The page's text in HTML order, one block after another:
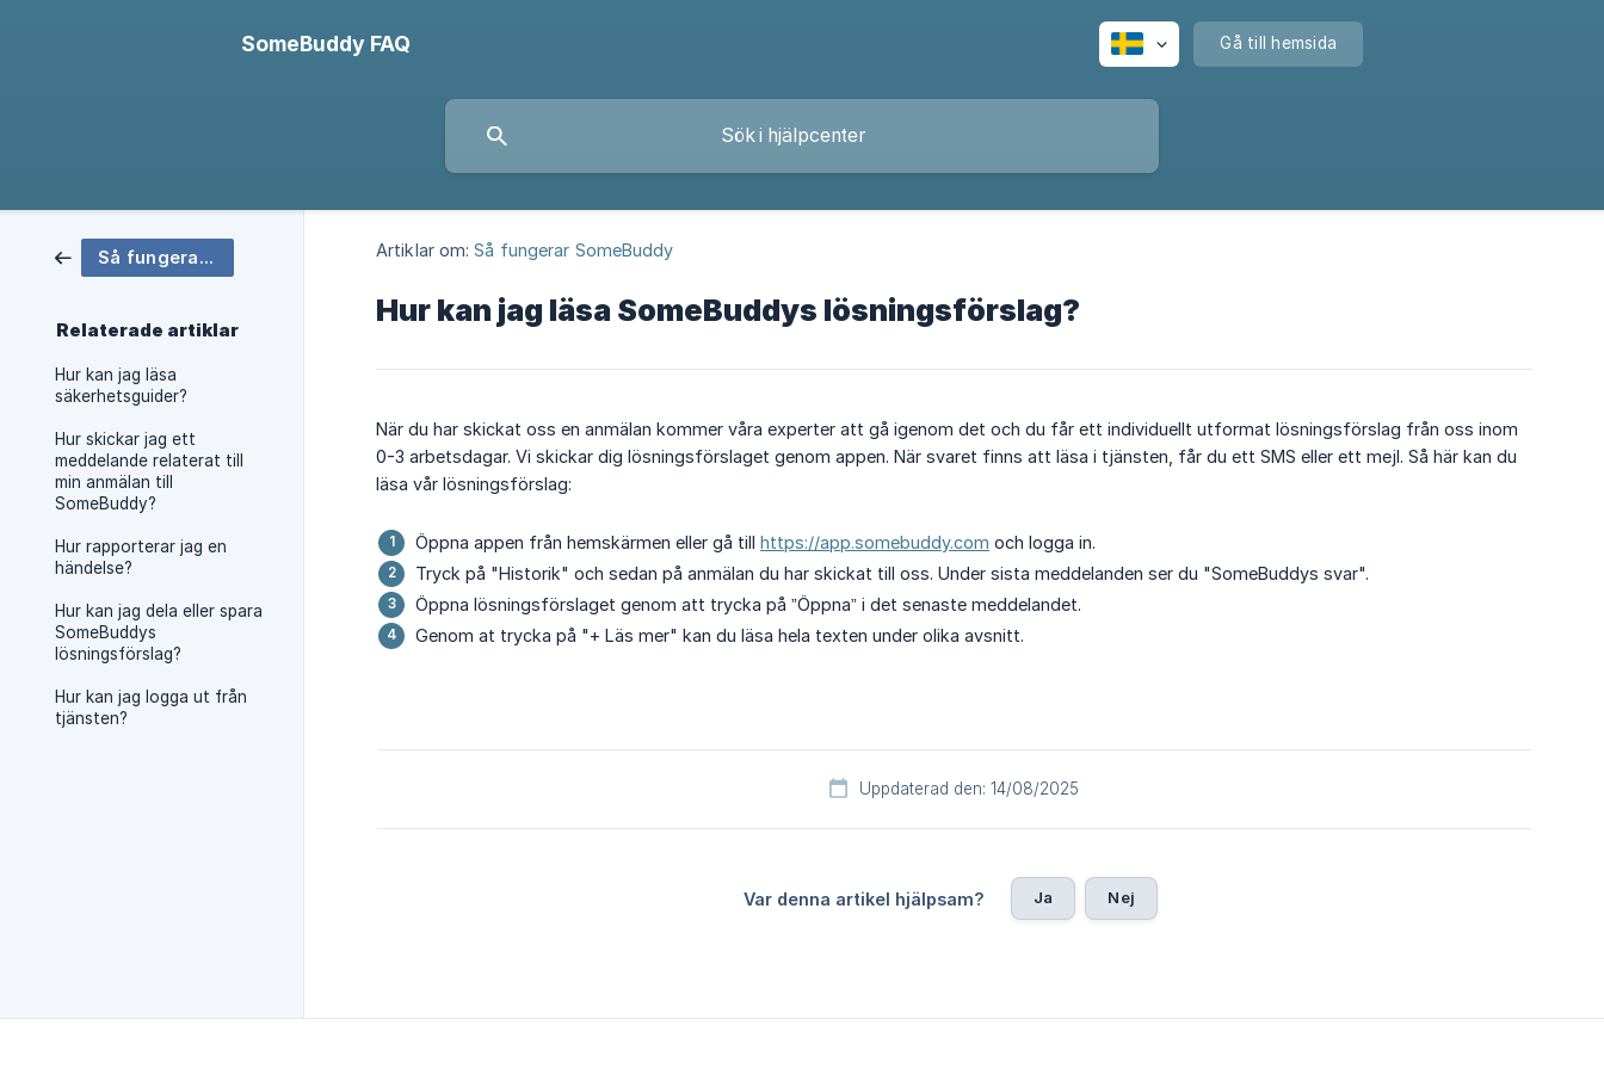
SomeBuddy FAQ Gå till hemsida
Så fungerar SomeBuddy
Relaterade artiklar
Hur kan jag läsa
säkerhetsguider?
Hur skickar jag ett
meddelande relaterat till
min anmälan till
SomeBuddy?
Hur rapporterar jag en
händelse?
Hur kan jag dela eller spara
SomeBuddys
lösningsförslag?
Hur kan jag logga ut från
tjänsten?
Artiklar om: Så fungerar SomeBuddy
Hur kan jag läsa SomeBuddys lösningsförslag?
När du har skickat oss en anmälan kommer våra experter att gå igenom det och du får ett individuellt utformat lösningsförslag från oss inom
0-3 arbetsdagar. Vi skickar dig lösningsförslaget genom appen. När svaret finns att läsa i tjänsten, får du ett SMS eller ett mejl. Så här kan du
läsa vår lösningsförslag:
Öppna appen från hemskärmen eller gå till https://app.somebuddy.com och logga in.
Tryck på "Historik" och sedan på anmälan du har skickat till oss. Under sista meddelanden ser du "SomeBuddys svar".
Öppna lösningsförslaget genom att trycka på ”Öppna” i det senaste meddelandet.
Genom at trycka på "+ Läs mer" kan du läsa hela texten under olika avsnitt.
Uppdaterad den: 14/08/2025
Var denna artikel hjälpsam? Ja Nej